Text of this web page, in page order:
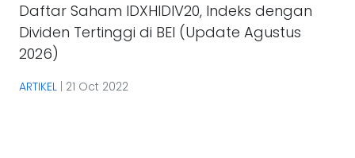
Daftar Saham IDXHIDIV20, Indeks dengan
Dividen Tertinggi di BEI (Update Agustus
2026)
ARTIKEL 21 Oct 2022